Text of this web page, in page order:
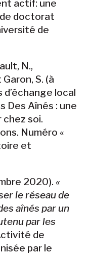
actif: une
doctorat
de
N.,
S. (à
local
Des Aînés : une
soi.
Numéro «
et
2020).«
le réseau de
aînés par un
par les
de
par le